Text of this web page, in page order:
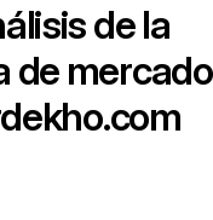
de la
de mercado